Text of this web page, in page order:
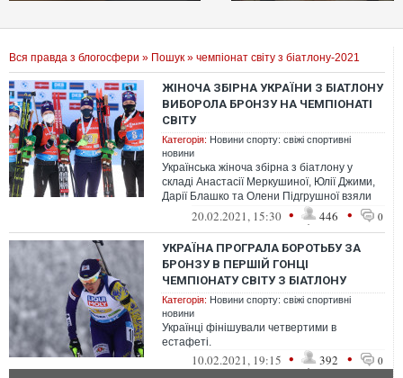
Вся правда з блогосфери » Пошук » чемпіонат світу з біатлону-2021
ЖІНОЧА ЗБІРНА УКРАЇНИ З БІАТЛОНУ
ВИБОРОЛА БРОНЗУ НА ЧЕМПІОНАТІ
СВІТУ
Категорія: Новини спорту: свіжі спортивні
новини
Українська жіноча збірна з біатлону у
складі Анастасії Меркушиної, Юлії Джими,
Дарії Блашко та Олени Підгрушної взяли
бронзу на чемпіонаті світу в Пок...
20.02.2021, 15:30 • 446 • 0
УКРАЇНА ПРОГРАЛА БОРОТЬБУ ЗА
БРОНЗУ В ПЕРШІЙ ГОНЦІ
ЧЕМПІОНАТУ СВІТУ З БІАТЛОНУ
Категорія: Новини спорту: свіжі спортивні
новини
Українці фінішували четвертими в
естафеті.
10.02.2021, 19:15 • 392 • 0